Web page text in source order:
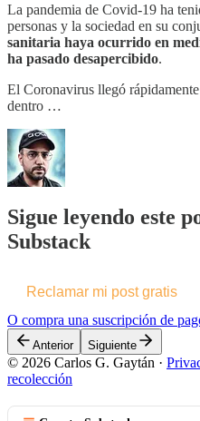
La pandemia de Covid-19 ha
personas y la sociedad en su
sanitaria haya ocurrido en
ha pasado desapercibido.
El Coronavirus llegó
dentro …
Sigue leyendo este
Substack
Reclamar mi post gratis
O compra una suscripción de
Anterior Siguiente
© 2026 Carlos G. Gaytán ·
recolección